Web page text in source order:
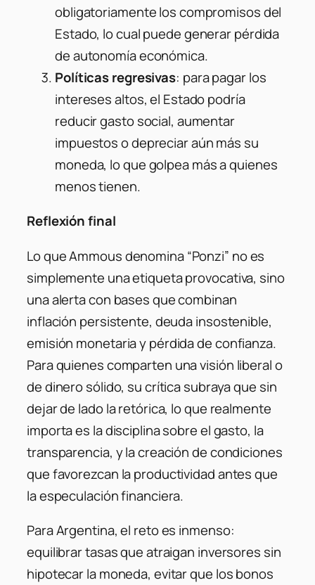
obligatoriamente los compromisos del
Estado, lo cual puede generar pérdida
de autonomía económica.
Políticas regresivas: para pagar los
intereses altos, el Estado podría
reducir gasto social, aumentar
impuestos o depreciar aún más su
moneda, lo que golpea más a quienes
menos tienen.
Reflexión final
Lo que Ammous denomina “Ponzi” no es
simplemente una etiqueta provocativa, sino
una alerta con bases que combinan
inflación persistente, deuda insostenible,
emisión monetaria y pérdida de confianza.
Para quienes comparten una visión liberal o
de dinero sólido, su crítica subraya que sin
dejar de lado la retórica, lo que realmente
importa es la disciplina sobre el gasto, la
transparencia, y la creación de condiciones
que favorezcan la productividad antes que
la especulación financiera.
Para Argentina, el reto es inmenso:
equilibrar tasas que atraigan inversores sin
hipotecar la moneda, evitar que los bonos